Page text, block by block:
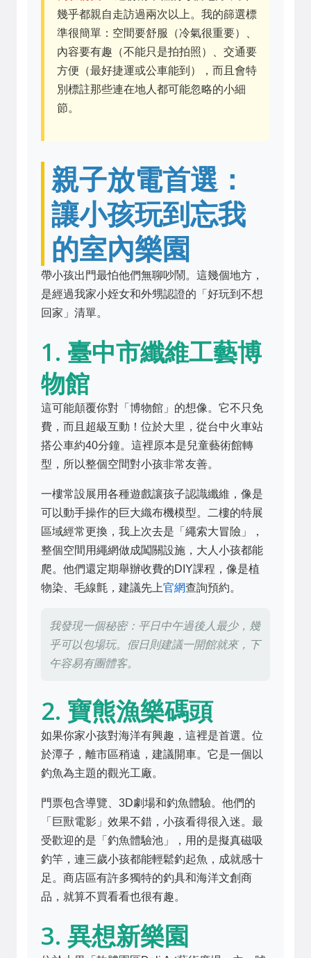
幾乎都親自走訪過兩次以上。我的篩選標
準很簡單：空間要舒服（冷氣很重要）、
內容要有趣（不能只是拍拍照）、交通要
方便（最好捷運或公車能到），而且會特
別標註那些連在地人都可能忽略的小細
節。
親子放電首選：
讓小孩玩到忘我
的室內樂園
帶小孩出門最怕他們無聊吵鬧。這幾個地方，
是經過我家小姪女和外甥認證的「好玩到不想
回家」清單。
1. 臺中市纖維工藝博
物館
這可能顛覆你對「博物館」的想像。它不只免
費，而且超級互動！位於大里，從台中火車站
搭公車約40分鐘。這裡原本是兒童藝術館轉
型，所以整個空間對小孩非常友善。
一樓常設展用各種遊戲讓孩子認識纖維，像是
可以動手操作的巨大織布機模型。二樓的特展
區域經常更換，我上次去是「繩索大冒險」，
整個空間用繩網做成闖關設施，大人小孩都能
爬。他們還定期舉辦收費的DIY課程，像是植
物染、毛線氈，建議先上官網查詢預約。
我發現一個秘密：平日中午過後人最少，幾
乎可以包場玩。假日則建議一開館就來，下
午容易有團體客。
2. 寶熊漁樂碼頭
如果你家小孩對海洋有興趣，這裡是首選。位
於潭子，離市區稍遠，建議開車。它是一個以
釣魚為主題的觀光工廠。
門票包含導覽、3D劇場和釣魚體驗。他們的
「巨獸電影」效果不錯，小孩看得很入迷。最
受歡迎的是「釣魚體驗池」，用的是擬真磁吸
釣竿，連三歲小孩都能輕鬆釣起魚，成就感十
足。商店區有許多獨特的釣具和海洋文創商
品，就算不買看看也很有趣。
3. 異想新樂園